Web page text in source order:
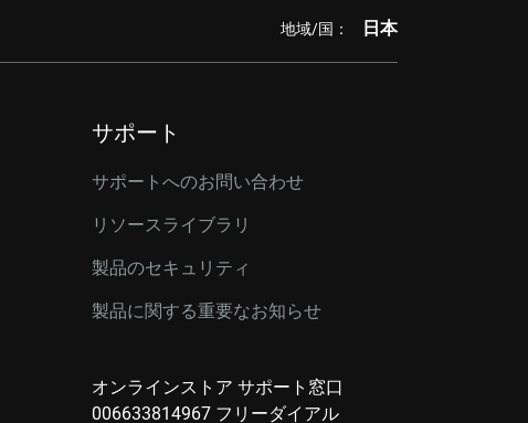
地域/国： 日本
サポート
サポートへのお問い合わせ
リソースライブラリ
製品のセキュリティ
製品に関する重要なお知らせ
オンラインストア サポート窓口
006633814967 フリーダイアル